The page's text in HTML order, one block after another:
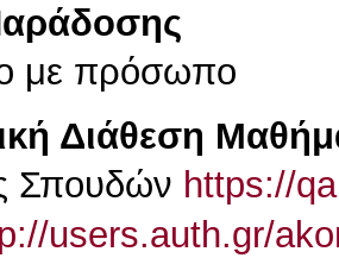
με πρόσωπο
Διάθεση
Σπουδών https://
users.auth.gr/